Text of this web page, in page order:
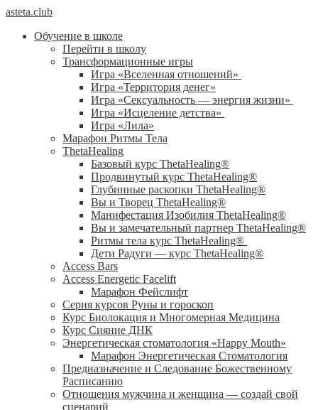
asteta.club
Обучение в школе
Перейти в школу
Трансформационные игры
Игра «Вселенная отношений»
Игра «Территория денег»
Игра «Сексуальность — энергия жизни»
Игра «Исцеление детства»
Игра «Лила»
Марафон Ритмы Тела
ThetaHealing
Базовый курс ThetaHealing®
Продвинутый курс ThetaHealing®
Глубинные раскопки ThetaHealing®
Вы и Творец ThetaHealing®
Манифестация Изобилия ThetaHealing®
Вы и замечательный партнер ThetaHealing®
Ритмы тела курс ThetaHealing®
Дети Радуги — курс ThetaHealing®
Access Bars
Access Energetic Facelift
Марафон Фейслифт
Серия курсов Руны и гороскоп
Курс Биолокация и Многомерная Медицина
Курс Сияние ДНК
Энергетическая стоматология «Happy Mouth»
Марафон Энергетическая Cтоматология
Предназначение и Следование Божественному
Расписанию
Отношения мужчина и женщина — создай свой
сценарий